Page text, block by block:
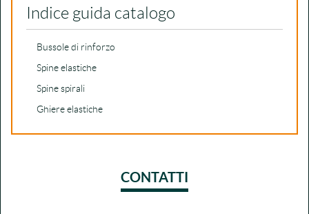
Indice guida catalogo
Bussole di rinforzo
Spine elastiche
Spine spirali
Ghiere elastiche
CONTATTI